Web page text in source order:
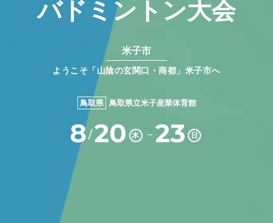
バドミントン大会
米子市
ようこそ「山陰の玄関口・商都」米子市へ
鳥取県 鳥取県立米子産業体育館
8/20 木 － 23 日